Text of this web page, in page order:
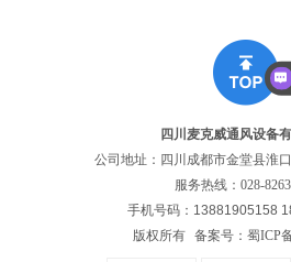
四川麦克威通风设备
公司地址：四川成都市金堂县淮
服务热线： 028-
手机号码：13881905158
版权所有
备案号： 蜀ICP